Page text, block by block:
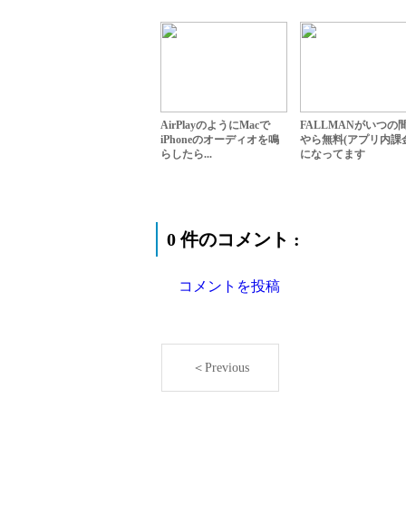
AirPlayのようにMacで
iPhoneのオーディオを鳴
らしたら...
FALLMANがいつの
やら無料(アプリ内課
になってます
0 件のコメント :
コメントを投稿
＜Previous